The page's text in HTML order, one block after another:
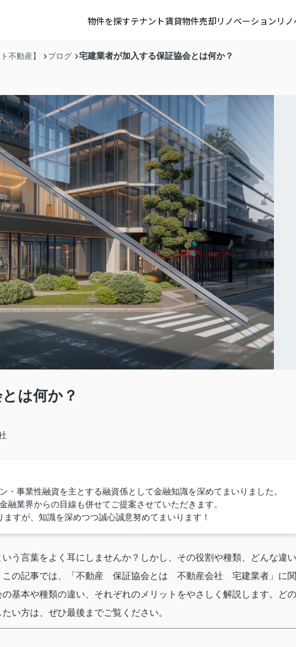
物件を探すテナント賃貸物件売却リノベーション リ
不動産】 ブログ 宅建業者が加入する保証協会とは何か？
は何か？
・事業性融資を主とする融資係として金融知識を深めてまいりました。
融業界からの目線も併せてご提案させていただきます。
すが、知識を深めつつ誠心誠意努めてまいります！
う言葉をよく耳にしませんか？しかし、その役割や種類、どんな違い
この記事では、「不動産 保証協会とは 不動産会社 宅建業者」に関
基本や種類の違い、それぞれのメリットをやさしく解説します。どの
い方は、ぜひ最後までご覧ください。